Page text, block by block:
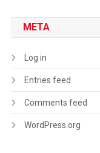
META
Log in
Entries feed
Comments feed
WordPress.org